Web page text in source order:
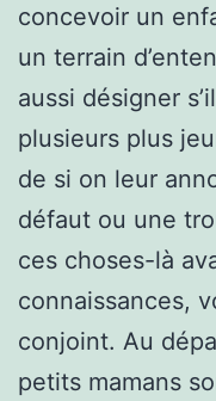
concevoir un
un terrain
aussi désigner
plusieurs plus
de si on leur
défaut ou une
ces choses-là
connaissances,
conjoint. Au
petits mamans